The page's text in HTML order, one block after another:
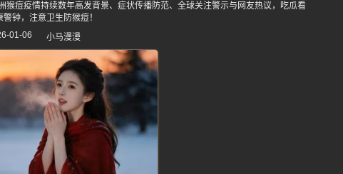
痘疫情持续数年高发背景、症状传播防范、全球关注警示与网友热议，吃瓜看
警钟，注意卫生防猴痘！
01-06
小马漫漫